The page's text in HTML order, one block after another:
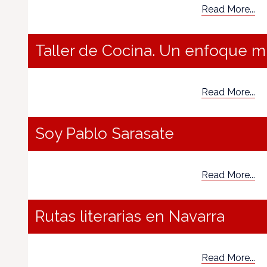
Read More...
Taller de Cocina. Un enfoque
Read More...
Soy Pablo Sarasate
Read More...
Rutas literarias en Navarra
Read More...